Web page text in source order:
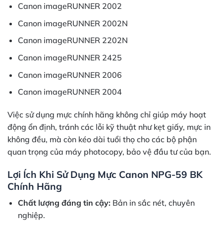
Canon imageRUNNER 2002
Canon imageRUNNER 2002N
Canon imageRUNNER 2202N
Canon imageRUNNER 2425
Canon imageRUNNER 2006
Canon imageRUNNER 2004
Việc sử dụng mực chính hãng không chỉ giúp máy hoạt
động ổn định, tránh các lỗi kỹ thuật như kẹt giấy, mực in
không đều, mà còn kéo dài tuổi thọ cho các bộ phận
quan trọng của máy photocopy, bảo vệ đầu tư của bạn.
Lợi Ích Khi Sử Dụng Mực Canon NPG-59 BK
Chính Hãng
Chất lượng đáng tin cậy:Bản in sắc nét, chuyên
nghiệp.